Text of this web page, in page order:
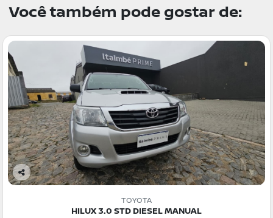
Você também pode gostar de:
Co
TOYOTA
HILUX 3.0 STD DIESEL MANUAL